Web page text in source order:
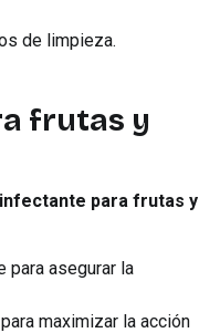
de limpieza.
frutas y
para frutas y
para asegurar la
maximizar la acción